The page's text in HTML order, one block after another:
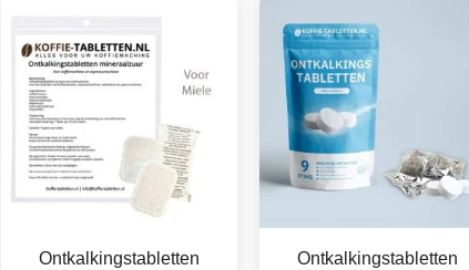
Ontkalkingstabletten
Ontkalkingstabletten